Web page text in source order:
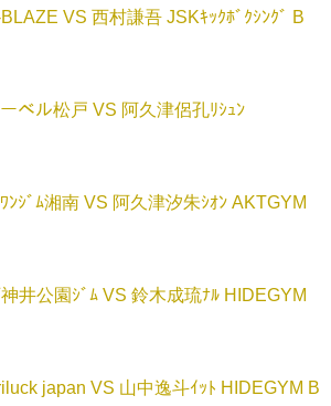
VS 西村謙吾 JSKｷｯｸﾎﾞｸｼﾝｸﾞ B
ベル松戸 VS 阿久津侶孔ﾘｼｭﾝ
ﾝｼﾞﾑ湘南 VS 阿久津汐朱ｼｵﾝ AKTGYM
井公園ｼﾞﾑ VS 鈴木成琉ﾅﾙ HIDEGYM
japan VS 山中逸斗ｲｯﾄ HIDEGYM B